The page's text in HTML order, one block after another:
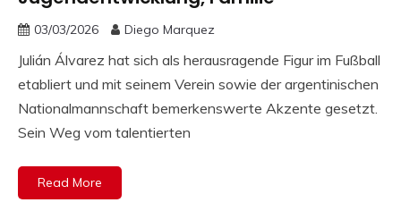
03/03/2026 Diego Marquez
Julián Álvarez hat sich als herausragende Figur im Fußball
etabliert und mit seinem Verein sowie der argentinischen
Nationalmannschaft bemerkenswerte Akzente gesetzt.
Sein Weg vom talentierten
Read More